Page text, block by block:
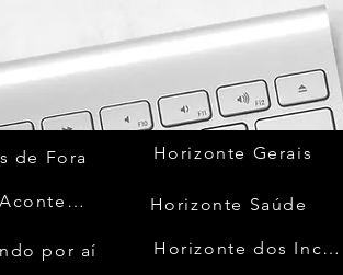
de Fora
Quem Acontece
por aí
Horizonte Gerais
Horizonte Saúde
Horizonte dos Inconfidentes